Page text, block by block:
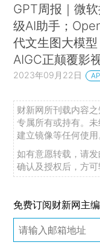
GPT周报｜微
级AI助手；
代文生图大模型
AIGC正颠覆影
2023年09月22日
财新网所刊载内容
专属所有或持有。
建立镜像等任何使用
如有意愿转载，请
确认及授权后，方可
免费订阅财新网主